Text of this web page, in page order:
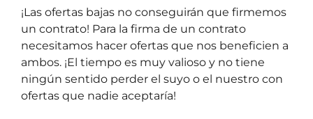
¡Las ofertas bajas no conseguirán que firmemos
un contrato! Para la firma de un contrato
necesitamos hacer ofertas que nos beneficien a
ambos. ¡El tiempo es muy valioso y no tiene
ningún sentido perder el suyo o el nuestro con
ofertas que nadie aceptaría!